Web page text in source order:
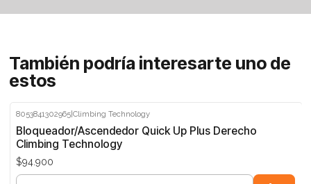
También podría interesarte uno de
estos
8053841302965|Climbing Technology
Bloqueador/Ascendedor Quick Up Plus Derecho
Climbing Technology
$94.900